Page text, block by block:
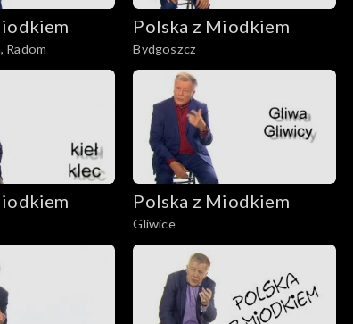
Radom
Polska z Miodkiem
Bydgoszcz
Polska z Miodkiem
Gliwice